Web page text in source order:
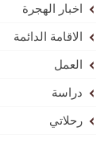
اخبار الهجرة
الاقامة الدائمة
العمل
دراسة
رحلاتي